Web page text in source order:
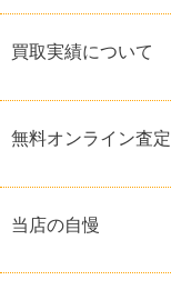
買取実績について
無料オンライン査定
当店の自慢